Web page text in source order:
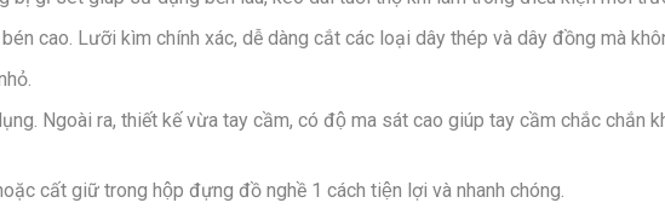
cao. Lưỡi kìm chính xác, dễ dàng cắt các loại dây thép và dây đồng mà
Ngoài ra, thiết kế vừa tay cầm, có độ ma sát cao giúp tay cầm chắc chắn
cất giữ trong hộp đựng đồ nghề 1 cách tiện lợi và nhanh chóng.